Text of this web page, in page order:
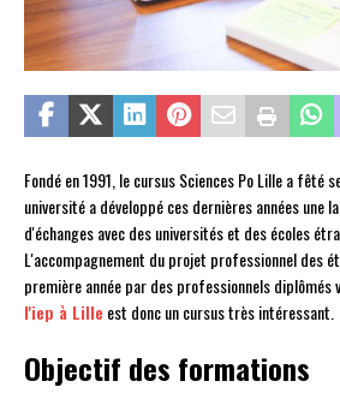
Fondé en 1991, le cursus Sciences Po Lille a fêté
université a développé ces dernières années une
d'échanges avec des universités et des écoles
L'accompagnement du projet professionnel des
première année par des professionnels diplômés
l'iep à Lille est donc un cursus très intéressant.
Objectif des formations